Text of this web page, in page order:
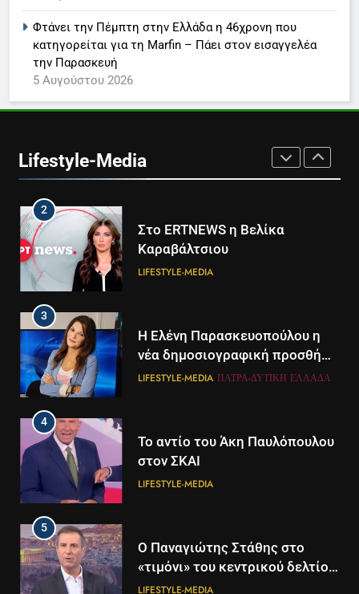
Φτάνει την Πέμπτη στην Ελλάδα η 46χρονη που
κατηγορείται για τη Marfin – Πάει στον εισαγγελέα
την Παρασκευή
5 Αυγούστου 2026
Lifestyle-Media
Καθημερινή και The New York
Times μαζί σε μια νέα
συνδρομητική πρόταση
1
LIFESTYLE-MEDIA
2
Στο ERTNEWS η Βελίκα
Καραβάλτσιου
LIFESTYLE-MEDIA
3
Η Ελένη Παρασκευοπούλου η
νέα δημοσιογραφική προσθήκη
του ΣΚΑΪ στην Πάτρα
LIFESTYLE-MEDIA ΠΆΤΡΑ-ΔΥΤΙΚΉ ΕΛΛΆΔΑ
4
Το αντίο του Άκη Παυλόπουλου
στον ΣΚΑΙ
LIFESTYLE-MEDIA
5
Ο Παναγιώτης Στάθης στο
«τιμόνι» του κεντρικού δελτίου
ειδήσεων της ΕΡΤ
LIFESTYLE-MEDIA
5
Διάστημα: Εντοπίστηκαν για
πρώτη φορά ενδείξεις για τον
άνεμο που εκπέμπει η μαύρη